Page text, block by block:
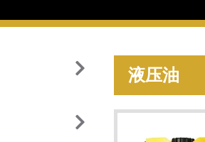
走
液压油